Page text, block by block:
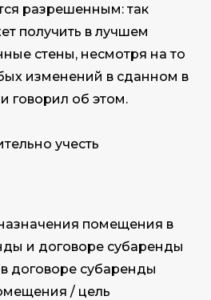
разрешенным: так
получить в лучшем
стены, несмотря на то
изменений в сданном в
говорил об этом.
учесть
помещения в
и договоре субаренды
в договоре субаренды
/ цель